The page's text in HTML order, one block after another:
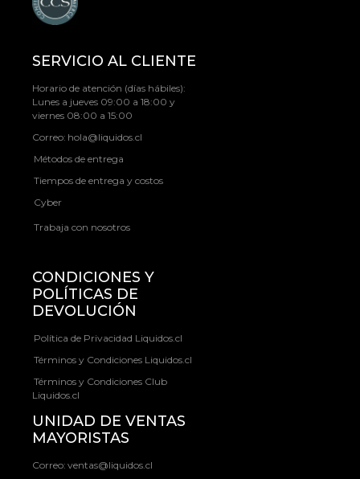
SERVICIO AL CLIENTE
Horario de atención (días hábiles):
Lunes a jueves 09:00 a 18:00 y
viernes 08:00 a 15:00
Correo: hola@liquidos.cl
Métodos de entrega
Tiempos de entrega y costos
Cyber
Trabaja con nosotros
CONDICIONES Y
POLÍTICAS DE
DEVOLUCIÓN
Política de Privacidad Liquidos.cl
Términos y Condiciones Liquidos.cl
Términos y Condiciones Club
Liquidos.cl
UNIDAD DE VENTAS
MAYORISTAS
Correo: ventas@liquidos.cl